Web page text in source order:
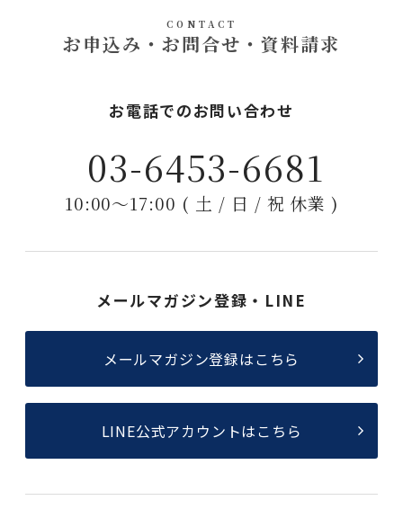
CONTACT
お申込み・お問合せ・資料請求
お電話でのお問い合わせ
03-6453-6681
10:00〜17:00 ( 土 / 日 / 祝 休業 )
メールマガジン登録・LINE
メールマガジン登録はこちら
LINE公式アカウントはこちら